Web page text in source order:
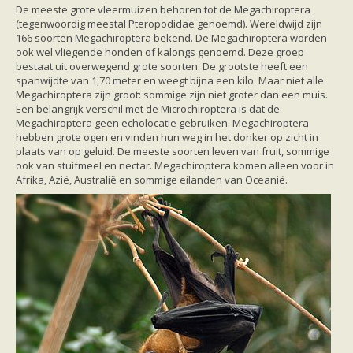
Video beelden
Forum
Naar het forum
De meeste grote vleermuizen behoren tot de Megachiroptera
(tegenwoordig meestal Pteropodidae genoemd). Wereldwijd zijn
166 soorten Megachiroptera bekend. De Megachiroptera worden
ook wel vliegende honden of kalongs genoemd. Deze groep
bestaat uit overwegend grote soorten. De grootste heeft een
spanwijdte van 1,70 meter en weegt bijna een kilo. Maar niet alle
Megachiroptera zijn groot: sommige zijn niet groter dan een muis.
Een belangrijk verschil met de Microchiroptera is dat de
Megachiroptera geen echolocatie gebruiken. Megachiroptera
hebben grote ogen en vinden hun weg in het donker op zicht in
plaats van op geluid. De meeste soorten leven van fruit, sommige
ook van stuifmeel en nectar. Megachiroptera komen alleen voor in
Afrika, Azië, Australië en sommige eilanden van Oceanië.